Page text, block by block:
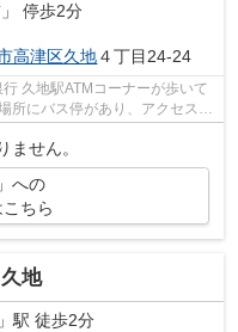
停歩2分
高津区久地４丁目24-24
久地駅ATMコーナーが歩いて
所にバス停があり、アクセス便
ません。
への
ちら
地
」駅 徒歩2分